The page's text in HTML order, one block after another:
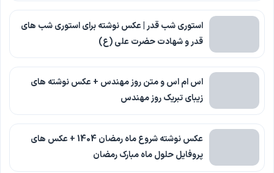
استوری شب قدر | عکس نوشته برای استوری شب های
قدر و شهادت حضرت علی (ع)
اس ام اس و متن روز مهندس + عکس نوشته های
زیبای تبریک روز مهندس
عکس نوشته شروع ماه رمضان 1404 + عکس های
پروفایل حلول ماه مبارک رمضان